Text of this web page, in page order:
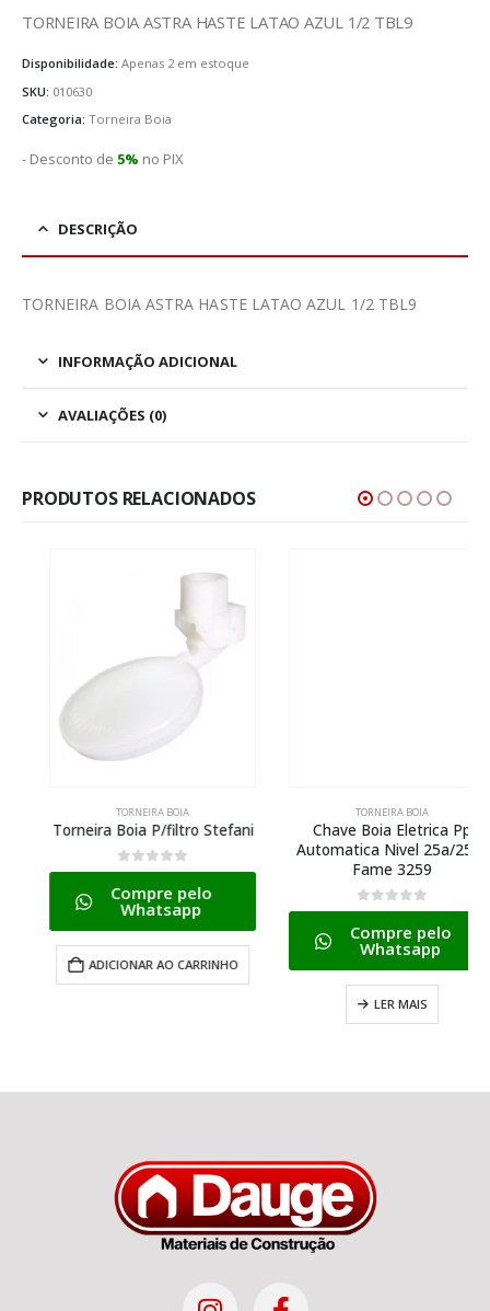
TORNEIRA BOIA ASTRA HASTE LATAO AZUL 1/2 TBL9
Disponibilidade: Apenas 2 em estoque
SKU: 010630
Categoria: Torneira Boia
- Desconto de 5% no PIX
DESCRIÇÃO
TORNEIRA BOIA ASTRA HASTE LATAO AZUL 1/2 TBL9
INFORMAÇÃO ADICIONAL
AVALIAÇÕES (0)
PRODUTOS RELACIONADOS
TORNEIRA BOIA
Torneira Boia P/filtro Stefani
0de 5
Compre pelo
Whatsapp
ADICIONAR AO CARRINHO
TORNEIRA BOIA
Chave Boia Eletrica Pp
Automatica Nivel 25a/250v
Fame 3259
0de 5
Compre pelo
Whatsapp
LER MAIS